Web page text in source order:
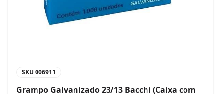
SKU 006911
Grampo Galvanizado 23/13 Bacchi (Caixa com